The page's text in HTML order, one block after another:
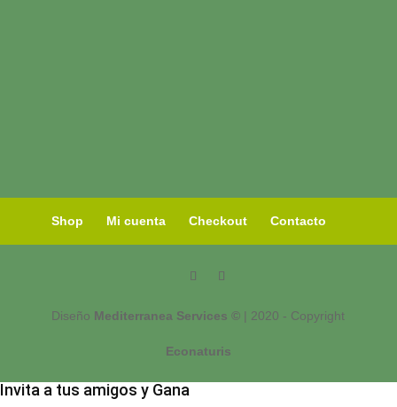
Shop Mi cuenta Checkout Contacto
Diseño Mediterranea Services © | 2020 - Copyright
Econaturis
Invita a tus amigos y Gana